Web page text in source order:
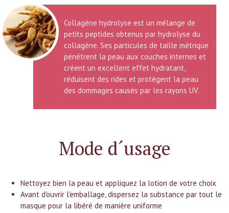
Collagène hydrolyse est un mélange de
petits peptides obtenus par hydrolyse du
collagène. Ses particules de taille métrique
pénètrent la peau aux couches internes et
créent un excellent effet hydratant,
réduisent des rides et protègent la peau
des dommages causés par les rayons UV.
Mode d´usage
Nettoyez bien la peau et appliquez la lotion de votre choix
Avant d'ouvrir l'emballage, dispersez la substance par tout le
masque pour la libéré de manière uniforme